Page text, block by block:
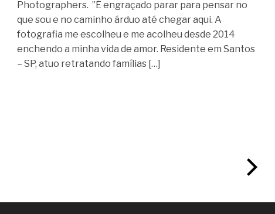
Photographers. ”É engraçado parar para pensar no
que sou e no caminho árduo até chegar aqui. A
fotografia me escolheu e me acolheu desde 2014
enchendo a minha vida de amor. Residente em Santos
– SP, atuo retratando famílias […]